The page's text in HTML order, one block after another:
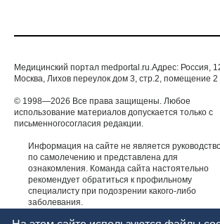
Москва, Лихов переулок дом 3, стр.2, помещение 2
использование материалов допускается только с
письменногосогласия редакции.
Информация на сайте не является
по самолечению и представлена для
ознакомления. Команда сайта настоятельно
специалисту при подозрении какого-либо
заболевания.
ИМЕЮТСЯ ПРОТИВОПОКАЗАНИЯ.
КОНСУЛЬТАЦИЯ СПЕЦИАЛИСТА.